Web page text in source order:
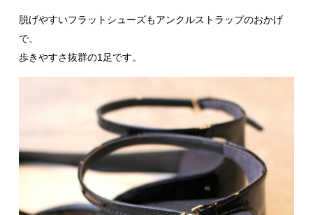
脱げやすいフラットシューズもアンクルストラップのおかげ
で、
歩きやすさ抜群の1足です。